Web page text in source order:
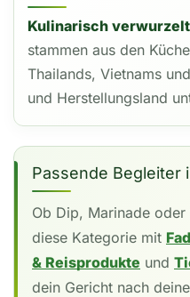
Kulinarisch
stammen aus den
Thailands, Vietnams
und Herstellungsland
Passende Begleiter
Ob Dip, Marinade
diese Kategorie mit
& Reisprodukte und
dein Gericht nach